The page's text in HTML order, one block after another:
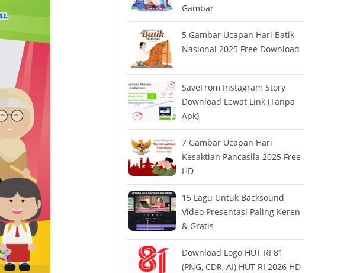
Gambar
5 Gambar Ucapan Hari Batik
Nasional 2025 Free Download
SaveFrom Instagram Story
Download Lewat Link (Tanpa
Apk)
7 Gambar Ucapan Hari
Kesaktian Pancasila 2025 Free
HD
15 Lagu Untuk Backsound
Video Presentasi Paling Keren
& Gratis
Download Logo HUT RI 81
(PNG, CDR, AI) HUT RI 2026 HD